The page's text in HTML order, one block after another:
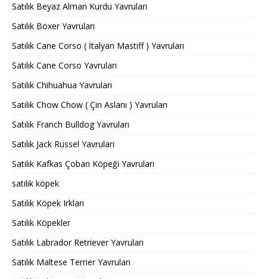
Satılık Beyaz Alman Kurdu Yavruları
Satılık Boxer Yavruları
Satılık Cane Corso ( İtalyan Mastiff ) Yavruları
Satılık Cane Corso Yavruları
Satılık Chihuahua Yavruları
Satılık Chow Chow ( Çin Aslanı ) Yavruları
Satılık Franch Bulldog Yavruları
Satılık Jack Russel Yavruları
Satılık Kafkas Çoban Köpeği Yavruları
satılık köpek
Satılık Köpek Irkları
Satılık Köpekler
Satılık Labrador Retriever Yavruları
Satılık Maltese Terrier Yavruları